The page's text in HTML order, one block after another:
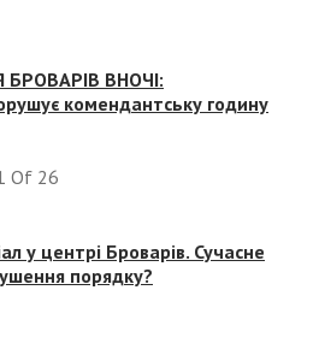
ВНОЧІ:
комендантську годину
Of 26
у центрі Броварів. Сучасне
порядку?